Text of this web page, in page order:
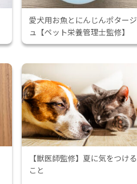
愛犬用お魚とにんじんポタージ
ュ【ペット栄養管理士監修】
【獣医師監修】夏に気をつける
こと